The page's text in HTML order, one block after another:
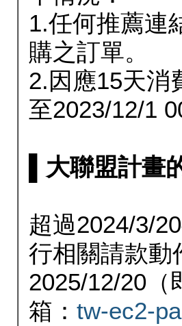
1.任何推薦連
購之訂單。
2.因應15天消
至2023/12/1
▌大聯盟計畫
超過2024/3/
行相關請款動
2025/12/20（
箱： tw-ec2-